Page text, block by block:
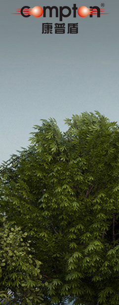
首页
新闻资讯
招贤纳士
联系我们